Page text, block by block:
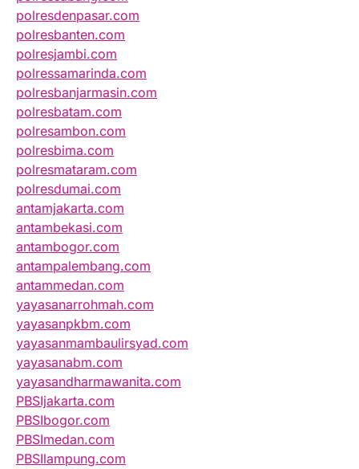
polresdenpasar.com
polresbanten.com
polresjambi.com
polressamarinda.com
polresbanjarmasin.com
polresbatam.com
polresambon.com
polresbima.com
polresmataram.com
polresdumai.com
antamjakarta.com
antambekasi.com
antambogor.com
antampalembang.com
antammedan.com
yayasanarrohmah.com
yayasanpkbm.com
yayasanmambaulirsyad.com
yayasanabm.com
yayasandharmawanita.com
PBSIjakarta.com
PBSIbogor.com
PBSImedan.com
PBSIlampung.com